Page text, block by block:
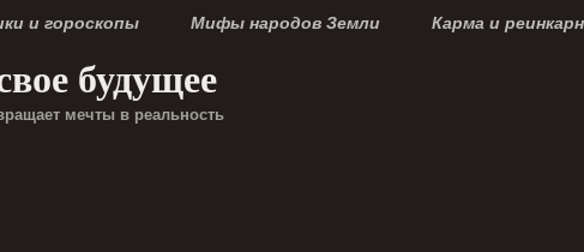
и гороскопы Мифы народов Земли Карма и
будущее
мечты в реальность